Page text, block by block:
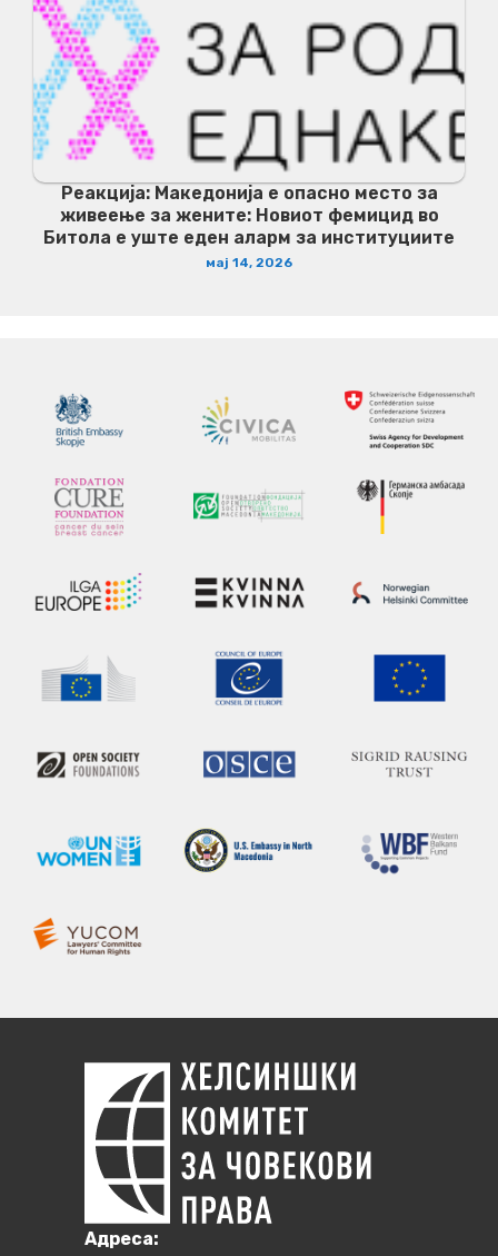
Реакција: Македонија е опасно место за
живеење за жените: Новиот фемицид во
Битола е уште еден аларм за институциите
мај 14, 2026
Aдреса: